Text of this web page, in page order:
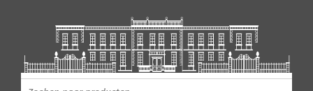
Producten zoeken